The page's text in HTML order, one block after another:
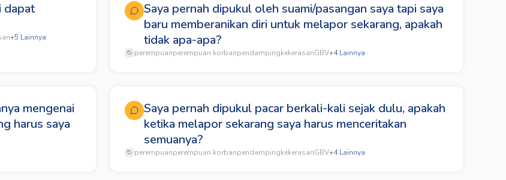
dapat
+5 Lainnya
Saya pernah dipukul oleh suami/pasangan saya tapi saya
baru memberanikan diri untuk melapor sekarang, apakah
tidak apa-apa?
perempuanperempuan korbanpendampingkekerasanGBV+4Lainnya
mengenai
harus saya
Saya pernah dipukul pacar berkali-kali sejak dulu, apakah
ketika melapor sekarang saya harus menceritakan
semuanya?
perempuanperempuan korbanpendampingkekerasanGBV+4Lainnya